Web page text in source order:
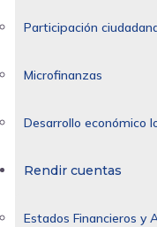
Participación
Microfinanzas
Desarrollo económico
Rendir cuentas
Estados Financieros y